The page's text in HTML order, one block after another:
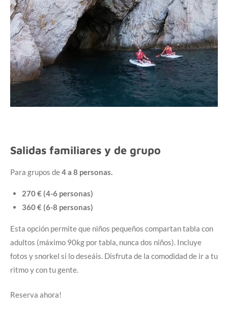
Salidas familiares y de grupo
Para grupos de4 a 8 personas.
270 € (4-6 personas)
360 € (6-8 personas)
Esta opción permite que niños pequeños compartan tabla con
adultos (máximo 90kg por tabla, nunca dos niños). Incluye
fotos y snorkel si lo deseáis. Disfruta de la comodidad de ir a tu
ritmo y con tu gente.
Reserva ahora!